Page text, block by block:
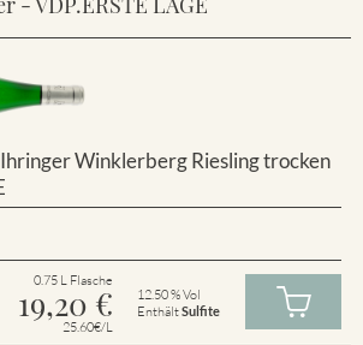
Winklerberg Riesling trocken
0.75 L Flasche
19,20 €
25.60€/L
12.50 % Vol
EnthältSulfite